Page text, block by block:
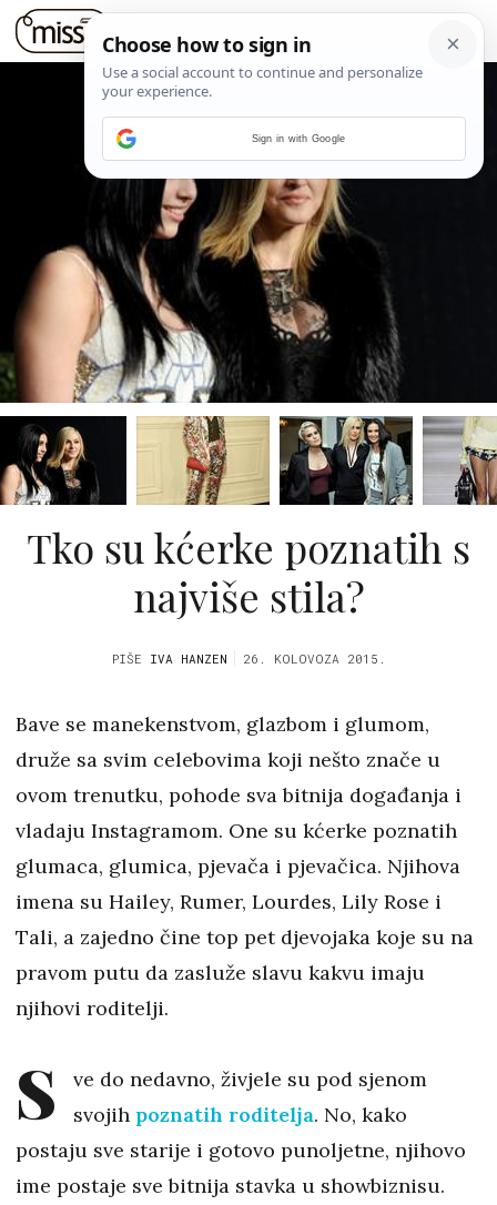
Tko su kćerke poznatih s
najviše stila?
PIŠE IVA HANZEN 26. KOLOVOZA 2015.
Bave se manekenstvom, glazbom i glumom,
druže sa svim celebovima koji nešto znače u
ovom trenutku, pohode sva bitnija događanja i
vladaju Instagramom. One su kćerke poznatih
glumaca, glumica, pjevača i pjevačica. Njihova
imena su Hailey, Rumer, Lourdes, Lily Rose i
Tali, a zajedno čine top pet djevojaka koje su na
pravom putu da zasluže slavu kakvu imaju
njihovi roditelji.
S
ve do nedavno, živjele su pod sjenom
svojih poznatih roditelja. No, kako
postaju sve starije i gotovo punoljetne, njihovo
ime postaje sve bitnija stavka u showbiznisu.
Sign in with Google